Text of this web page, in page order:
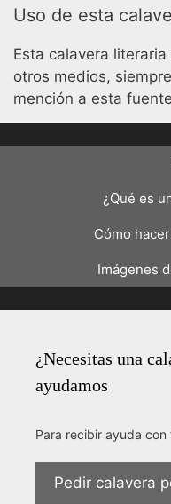
Uso de esta
Esta calavera
otros medios,
mención a esta
¿Qué es
Cómo
Imágenes
¿Necesitas una
ayudamos
Para recibir ayuda
Pedir calavera